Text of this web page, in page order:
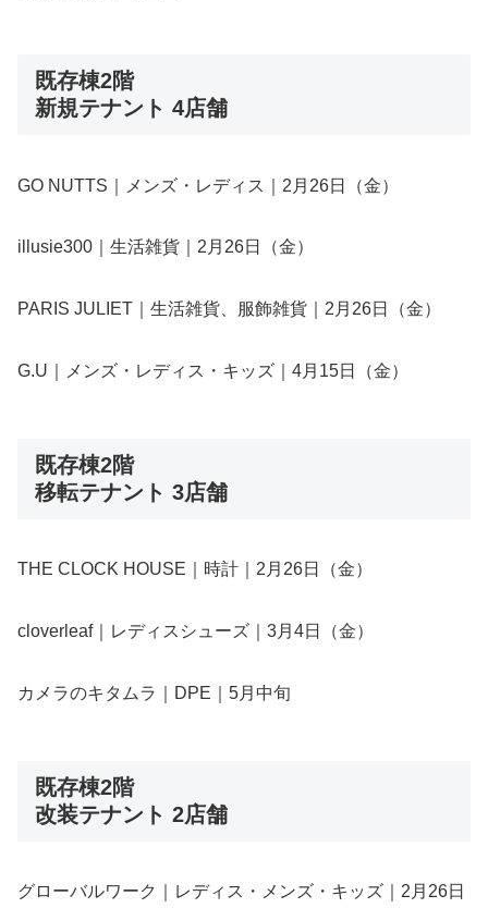
既存棟2階
新規テナント 4店舗
GO NUTTS｜メンズ・レディス｜2月26日（金）
illusie300｜生活雑貨｜2月26日（金）
PARIS JULIET｜生活雑貨、服飾雑貨｜2月26日（金）
G.U｜メンズ・レディス・キッズ｜4月15日（金）
既存棟2階
移転テナント 3店舗
THE CLOCK HOUSE｜時計｜2月26日（金）
cloverleaf｜レディスシューズ｜3月4日（金）
カメラのキタムラ｜DPE｜5月中旬
既存棟2階
改装テナント 2店舗
グローバルワーク｜レディス・メンズ・キッズ｜2月26日